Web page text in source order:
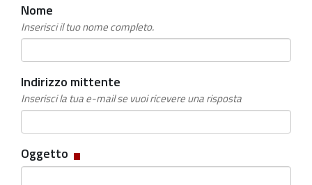
Nome
Inserisci il tuo nome completo.
Indirizzo mittente
Inserisci la tua e-mail se vuoi ricevere una risposta
Oggetto Campo
obbligatorio